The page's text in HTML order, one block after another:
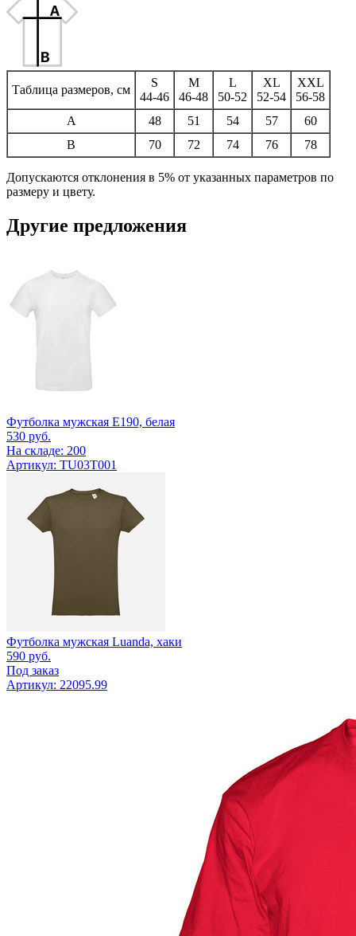
Таблица размеров, см
S
44-46
M
46-48
L
50-52
XL
52-54
XXL
56-58
A
48 51 54 57
60
B
70 72 74 76 78
Допускаются отклонения в 5% от указанных параметров по
размеру и цвету.
Другие предложения
Футболка мужская E190, белая
530 руб.
На складе: 200
Артикул: TU03T001
Футболка мужская Luanda, хаки
590 руб.
Под заказ
Артикул: 22095.99